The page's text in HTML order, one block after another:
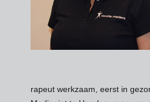
rapeut werkzaam, eerst in